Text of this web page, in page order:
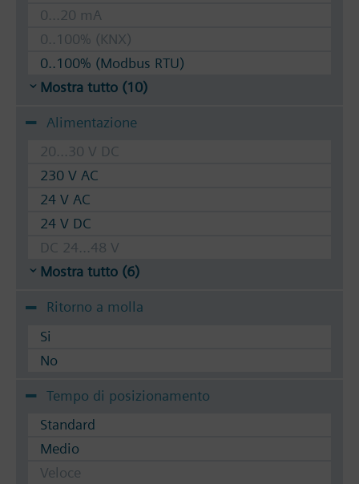
0...20 mA
0..100% (KNX)
0..100% (Modbus RTU)
Mostra tutto (10)
Alimentazione
20...30 V DC
230 V AC
24 V AC
24 V DC
DC 24...48 V
Mostra tutto (6)
Ritorno a molla
Si
No
Tempo di posizionamento
Standard
Medio
Veloce